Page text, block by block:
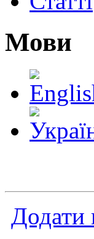
Мови
Додати